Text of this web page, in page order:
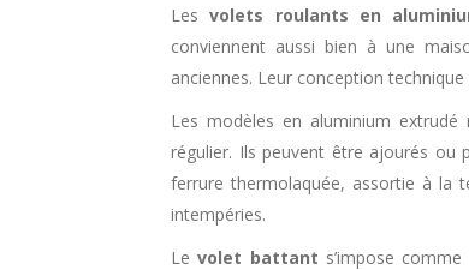
Lesvolets roulants en
conviennent aussi bien à une
anciennes. Leur conception
Les modèles en aluminium
régulier. Ils peuvent être ajourés ou
ferrure thermolaquée, assortie à la
intempéries.
Le volet battant s’impose